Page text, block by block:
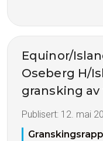
Equinor/
Oseberg H/
gransking
Publisert: 12. mai